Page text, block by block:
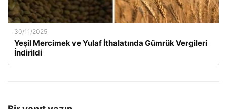
30/11/2025
Yeşil Mercimek ve Yulaf İthalatında Gümrük Vergileri
İndirildi